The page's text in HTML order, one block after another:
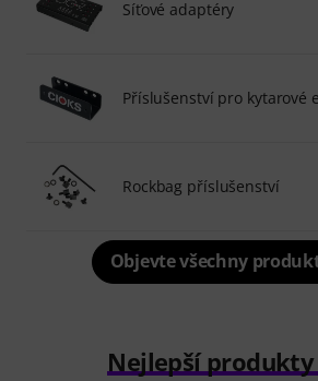
Síťové adaptéry
Příslušenství pro kytarové
Rockbag příslušenství
Objevte všechny
Nejlepší produkty